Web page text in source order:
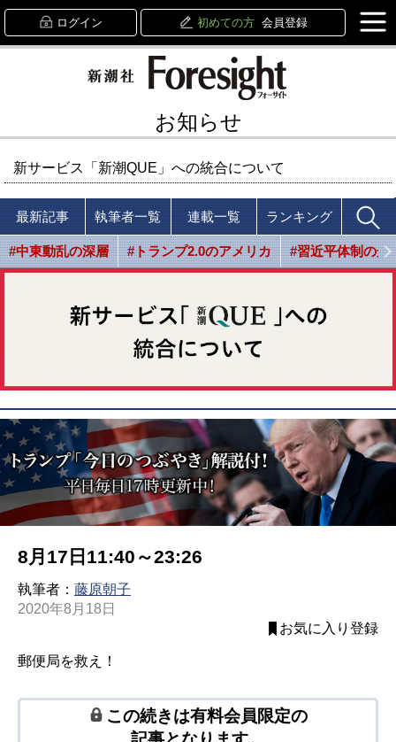
ログイン 初めての方 会員登録
お知らせ
新サービス「新潮QUE」への統合について
最新記事 執筆者一覧 連載一覧 ランキング
#中東動乱の深層 #トランプ2.0のアメリカ #習近平体制の光
8月17日11:40～23:26
執筆者： 藤原朝子
2020年8月18日
お気に入り登録
郵便局を救え！
この続きは有料会員限定の